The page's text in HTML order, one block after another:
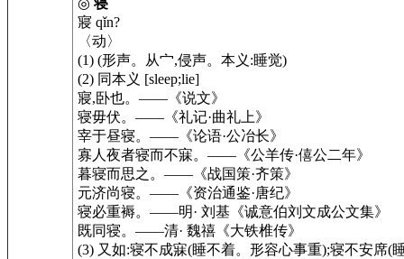
◎ 寝
寢 qǐn?
〈动〉
(1) (形声。从宀,侵声。本义:睡觉)
(2) 同本义 [sleep;lie]
寢,卧也。——《说文》
寝毋伏。——《礼记·曲礼上》
宰于昼寝。——《论语·公冶长》
寡人夜者寝而不寐。——《公羊传·僖公二年》
暮寝而思之。——《战国策·齐策》
元济尚寝。——《资治通鉴·唐纪》
寝必重褥。——明· 刘基《诚意伯刘文成公文集》
既同寝。——清· 魏禧《大铁椎传》
(3) 又如:寝不成寐(睡不着。形容心事重);寝不安席(